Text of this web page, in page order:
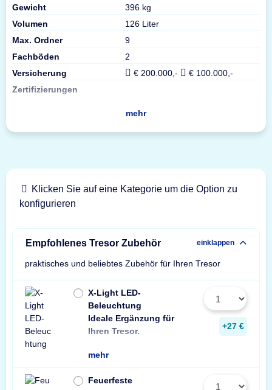
Gewicht
396 kg
Volumen
126 Liter
Max. Ordner
9
Fachböden
2
Versicherung
€ 200.000,-
€ 100.000,-
Zertifizierungen
mehr
Klicken Sie auf eine Kategorie um die Option zu
konfigurieren
Empfohlenes Tresor Zubehör einklappen
praktisches und beliebtes Zubehör für Ihren Tresor
X-Light LED-
Beleuchtung
Ideale Ergänzung für
Ihren Tresor.
Wir empfehlen
Leuchte pro
ein Stück
mehr
+27 €
Feuerfeste